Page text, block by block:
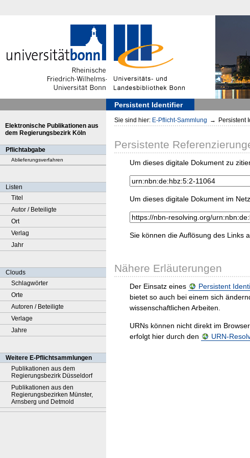
Persistent Identifier
Elektronische Publikationen aus
dem Regierungsbezirk Köln
Pflichtabgabe
Ablieferungsverfahren
Listen
Titel
Autor / Beteiligte
Ort
Verlag
Jahr
Clouds
Schlagwörter
Orte
Autoren / Beteiligte
Verlage
Jahre
Weitere E-Pflichtsammlungen
Publikationen aus dem
Regierungsbezirk Düsseldorf
Publikationen aus den
Regierungsbezirken Münster,
Arnsberg und Detmold
Sie sind hier: E-Pflicht-Sammlung → Persistent
Persistente
Um dieses digitale Dokument zu
Um dieses digitale Dokument im
Sie können die Auflösung des Links
Nähere Erläuterungen
Der Einsatz eines Persistent
bietet so auch bei einem sich
wissenschaftlichen Arbeiten.
URNs können nicht direkt im
erfolgt hier durch den
URN-